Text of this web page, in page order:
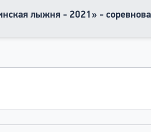
лыжня - 2021» -